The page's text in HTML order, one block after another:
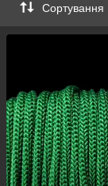
Сортування